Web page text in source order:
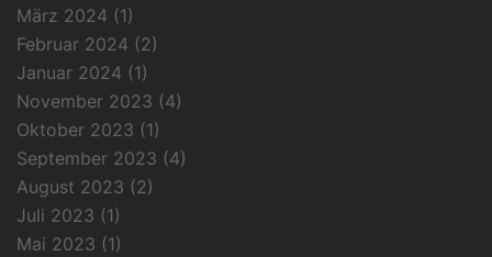
März 2024 (1)
Februar 2024 (2)
Januar 2024 (1)
November 2023 (4)
Oktober 2023 (1)
September 2023 (4)
August 2023 (2)
Juli 2023 (1)
Mai 2023 (1)